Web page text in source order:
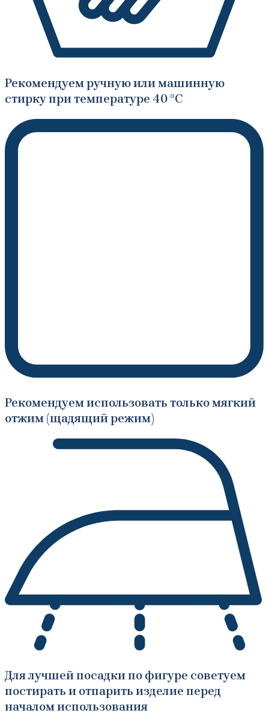
Рекомендуем ручную или машинную
стирку при температуре 40 °C
Рекомендуем использовать только мягкий
отжим (щадящий режим)
Для лучшей посадки по фигуре советуем
постирать и отпарить изделие перед
началом использования